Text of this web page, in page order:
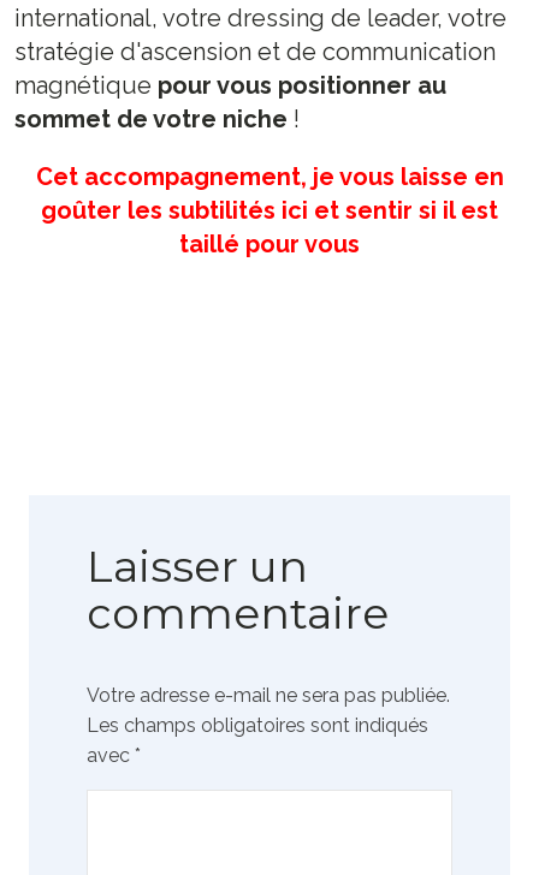
international, votre dressing de leader, votre
stratégie d'ascension et de communication
magnétique pour vous positionner au
sommet de votre niche !
Cet accompagnement, je vous laisse en
goûter les subtilités ici et sentir si il est
taillé pour vous
Laisser un
commentaire
Votre adresse e-mail ne sera pas publiée.
Les champs obligatoires sont indiqués
avec *